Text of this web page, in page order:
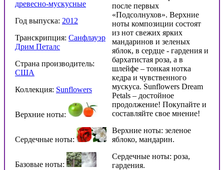
древесно-мускусные
Год выпуска: 2012
Транскрипция: Санфлауэр
Дрим Петалс
Страна производитель:
США
Коллекция: Sunflowers
Верхние ноты:
Сердечные ноты:
Базовые ноты:
после первых
«Подсолнухов». Верхние
ноты композиции состоят
из нот свежих ярких
мандаринов и зеленых
яблок, в сердце - гардения и
бархатистая роза, а в
шлейфе – тонкая нотка
кедра и чувственного
мускуса. Sunflowers Dream
Petals – достойное
продолжение! Покупайте и
составляйте свое мнение!
Верхние ноты: зеленое
яблоко, мандарин.
Сердечные ноты: роза,
гардения.